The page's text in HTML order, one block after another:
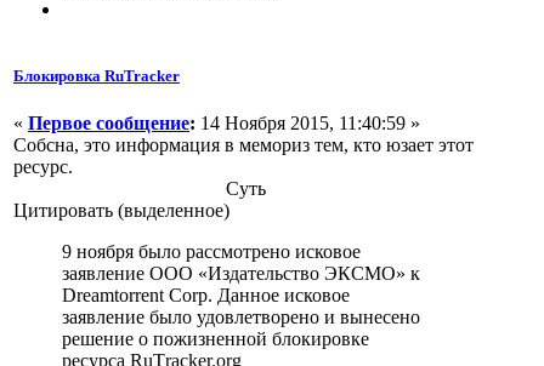
Блокировка RuTracker
« Первое сообщение: 14 Ноября 2015, 11:40:59 »
Собсна, это информация в мемориз тем, кто юзает этот
ресурс.
Суть
Цитировать (выделенное)
9 ноября было рассмотрено исковое
заявление ООО «Издательство ЭКСМО» к
Dreamtorrent Corp. Данное исковое
заявление было удовлетворено и вынесено
решение о пожизненной блокировке
ресурса RuТracker.org